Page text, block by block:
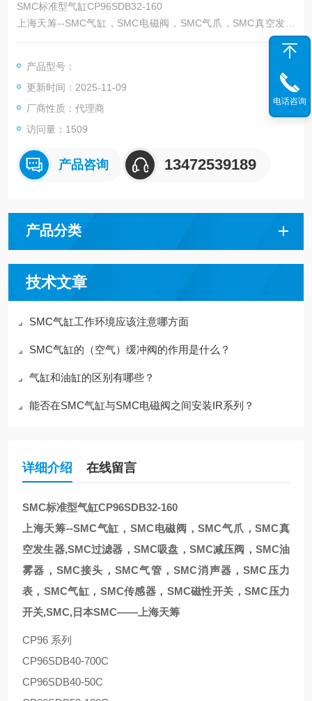
SMC标准型气缸CP96SDB32-160
上海天筹--SMC气缸，SMC电磁阀，SMC气爪，SMC真空发生
器,SMC过滤器，SMC吸盘，SMC减压阀，SMC油雾器，SMC接
头，SMC气管，SMC消声器，SMC压力表，SMC气缸，SMC传
感器，SMC磁性开关，SMC压力开关,SMC,日本SMC——上海天
筹
产品型号：
更新时间：2025-11-09
厂商性质：代理商
访问量：1509
产品咨询 13472539189
产品分类
技术文章
SMC气缸工作环境应该注意哪方面
SMC气缸的（空气）缓冲阀的作用是什么？
气缸和油缸的区别有哪些？
能否在SMC气缸与SMC电磁阀之间安装IR系列？
详细介绍 在线留言
SMC标准型气缸CP96SDB32-160
上海天筹--SMC气缸，SMC电磁阀，SMC气爪，SMC真
空发生器,SMC过滤器，SMC吸盘，SMC减压阀，SMC油
雾器，SMC接头，SMC气管，SMC消声器，SMC压力
表，SMC气缸，SMC传感器，SMC磁性开关，SMC压力
开关,SMC,日本SMC——上海天筹
CP96 系列
CP96SDB40-700C
CP96SDB40-50C
电话咨询